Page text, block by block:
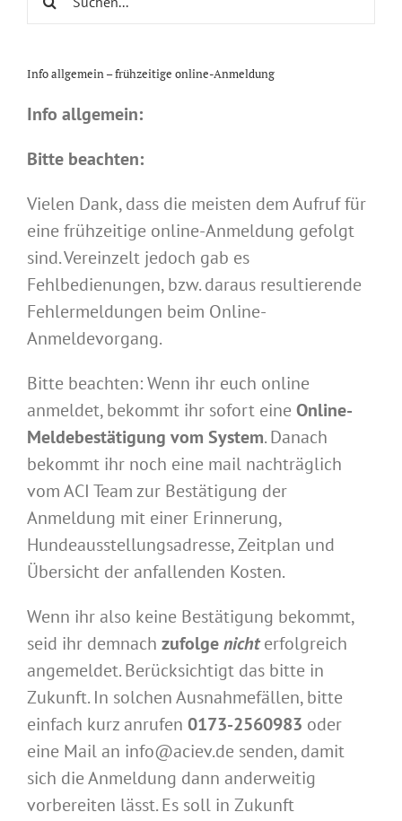
Info allgemein – frühzeitige online-Anmeldung
Info allgemein:
Bitte beachten:
Vielen Dank, dass die meisten dem Aufruf für
eine frühzeitige online-Anmeldung gefolgt
sind. Vereinzelt jedoch gab es
Fehlbedienungen, bzw. daraus resultierende
Fehlermeldungen beim Online-
Anmeldevorgang.
Bitte beachten: Wenn ihr euch online
anmeldet, bekommt ihr sofort eine Online-
Meldebestätigung vom System. Danach
bekommt ihr noch eine mail nachträglich
vom ACI Team zur Bestätigung der
Anmeldung mit einer Erinnerung,
Hundeausstellungsadresse, Zeitplan und
Übersicht der anfallenden Kosten.
Wenn ihr also keine Bestätigung bekommt,
seid ihr demnach zufolgenicht erfolgreich
angemeldet. Berücksichtigt das bitte in
Zukunft. In solchen Ausnahmefällen, bitte
einfach kurz anrufen 0173-2560983 oder
eine Mail an info@aciev.de senden, damit
sich die Anmeldung dann anderweitig
vorbereiten lässt. Es soll in Zukunft